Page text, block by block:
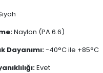
Naylon (PA 6.6)
Dayanımı:-40°C ile +85°C
Evet